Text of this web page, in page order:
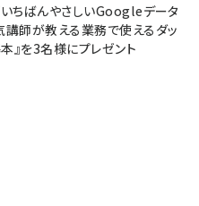
ちばんやさしいGoogleデータ
師が教える業務で使えるダッ
』を3名様にプレゼント